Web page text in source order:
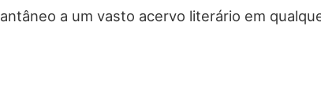
a um vasto acervo literário em